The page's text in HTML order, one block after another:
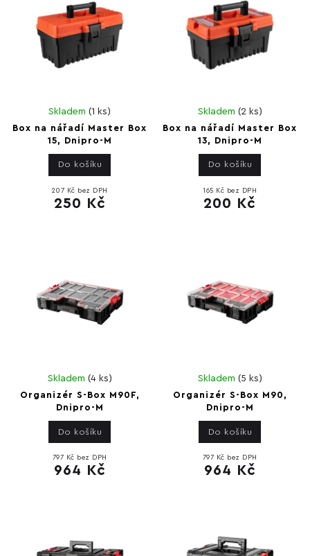
Box na nářadí Master Box
15, Dnipro-M
Skladem(1 ks)
207 Kč bez DPH
250 Kč
Do košíku
Box na nářadí Master Box
13, Dnipro-M
Skladem (2 ks)
165 Kč bez DPH
200 Kč
Do košíku
Organizér S-Box M90F,
Dnipro-M
Skladem (4 ks)
797 Kč bez DPH
964 Kč
Do košíku
Organizér S-Box M90,
Dnipro-M
Skladem (5 ks)
797 Kč bez DPH
964 Kč
Do košíku